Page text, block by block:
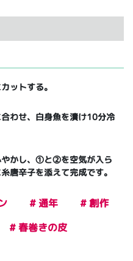
ットする。
合わせ、白身魚を漬け10分冷
やかし、①と②を空気が入ら
唐辛子を添えて完成です。
# 通年
# 創作
# 春巻きの皮